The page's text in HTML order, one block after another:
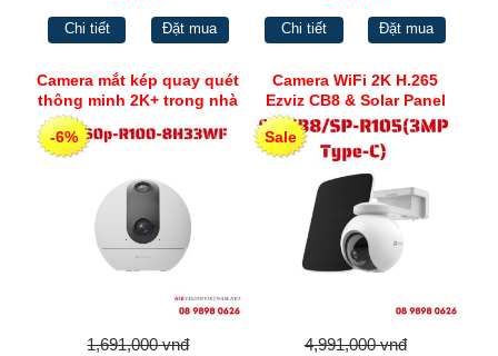
Chi tiết Đặt mua Chi tiết Đặt mua
Camera mắt kép quay quét
thông minh 2K+ trong nhà
Ezviz CS-C60p-R100-
8H33WF
-6%
1,691,000 vnđ
Camera WiFi 2K H.265
Ezviz CB8 & Solar Panel
Bundle
Sale
4,991,000 vnđ